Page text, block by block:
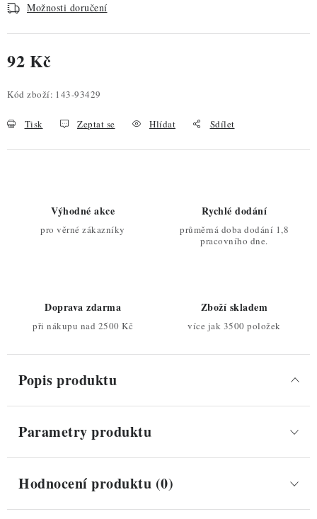
Možnosti doručení
92 Kč
Kód zboží: 143-93429
Tisk Zeptat se Hlídat Sdílet
Výhodné akce
pro věrné zákazníky
Rychlé dodání
průměrná doba dodání 1,8
pracovního dne.
Doprava zdarma
při nákupu nad 2500 Kč
Zboží skladem
více jak 3500 položek
Popis produktu
Parametry produktu
Hodnocení produktu (0)